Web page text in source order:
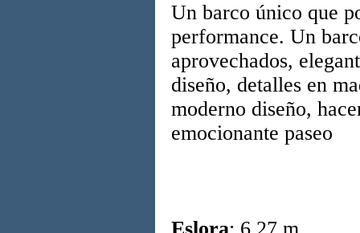
Un barco único que
performance. Un
aprovechados,
diseño, detalles en
moderno diseño,
emocionante paseo
Eslora: 6,27 m